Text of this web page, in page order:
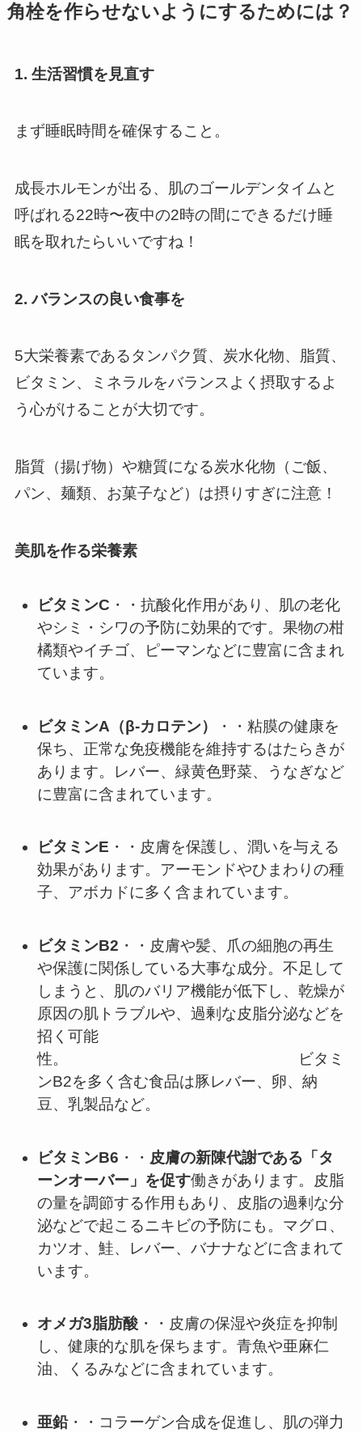
角栓を作らせないようにするためには？
1. 生活習慣を見直す
まず睡眠時間を確保すること。
成長ホルモンが出る、肌のゴールデンタイムと
呼ばれる22時〜夜中の2時の間にできるだけ睡
眠を取れたらいいですね！
2.バランスの良い食事を
5大栄養素であるタンパク質、炭水化物、脂質、
ビタミン、ミネラルをバランスよく摂取するよ
う心がけることが大切です。
脂質（揚げ物）や糖質になる炭水化物（ご飯、
パン、麺類、お菓子など）は摂りすぎに注意！
美肌を作る栄養素
ビタミンC ・・抗酸化作用があり、肌の老化
やシミ・シワの予防に効果的です。果物の柑
橘類やイチゴ、ピーマンなどに豊富に含まれ
ています。
ビタミンA（β-カロテン）
・・粘膜の健康を
保ち、正常な免疫機能を維持するはたらきが
あります。レバー、緑黄色野菜、うなぎなど
に豊富に含まれています。
ビタミンE ・・皮膚を保護し、潤いを与える
効果があります。アーモンドやひまわりの種
子、アボカドに多く含まれています。
ビタミンB2 ・・皮膚や髪、爪の細胞の再生
や保護に関係している大事な成分。不足して
しまうと、肌のバリア機能が低下し、乾燥が
原因の肌トラブルや、過剰な皮脂分泌などを
招く可能
性。 ビタミ
ンB2を多く含む食品は豚レバー、卵、納
豆、乳製品など。
ビタミンB6 ・・ 皮膚の新陳代謝である「タ
ーンオーバー」を促す働きがあります。皮脂
の量を調節する作用もあり、皮脂の過剰な分
泌などで起こるニキビの予防にも。マグロ、
カツオ、鮭、レバー、バナナなどに含まれて
います。
オメガ3脂肪酸 ・・皮膚の保湿や炎症を抑制
し、健康的な肌を保ちます。青魚や亜麻仁
油、くるみなどに含まれています。
亜鉛・・コラーゲン合成を促進し、肌の弾力